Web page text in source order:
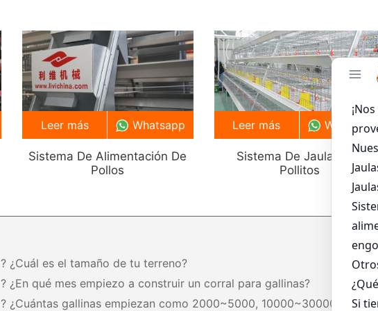
Sistema De Alimentación De
Pollos
Leer más Whatsapp
Sistema De Jaula Para
Pollitos
Leer más Whatsapp
? ¿Cuál es el tamaño de tu terreno?
? ¿En qué mes empiezo a construir un corral para gallinas?
? ¿Cuántas gallinas empiezan como 2000~5000, 10000~30000,